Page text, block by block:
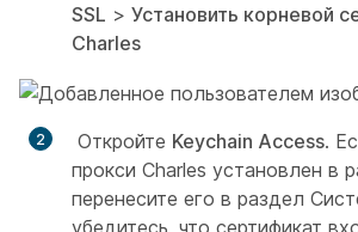
SSL > Установить корневой
Charles
Откройте Keychain Access.
прокси Charles установлен в
перенесите его в раздел